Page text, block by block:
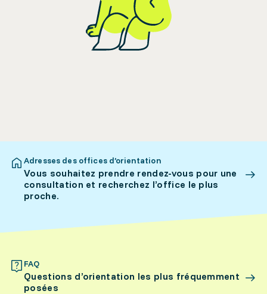
Adresses des offices d’orientation
Vous souhaitez prendre rendez-vous pour une
consultation et recherchez l’office le plus
proche.
FAQ
Questions d’orientation les plus fréquemment
posées